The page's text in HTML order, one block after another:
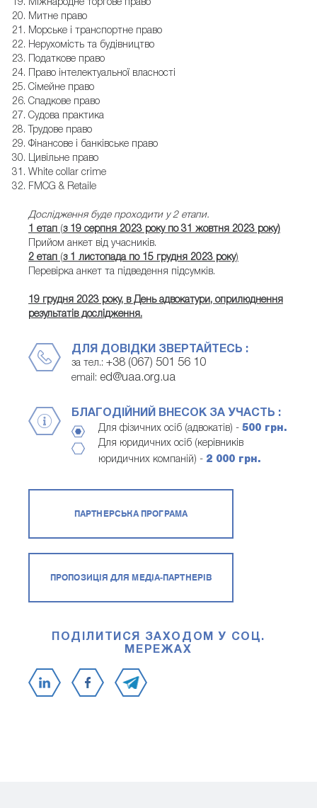
Міжнародне торгове право
Митне право
Морське і транспортне право
Нерухомість та будівництво
Податкове право
Право інтелектуальної власності
Сімейне право
Спадкове право
Судова практика
Трудове право
Фінансове і банківське право
Цивільне право
White collar crime
FMCG & Retaile
Дослідження буде проходити у 2 етапи.
1 етап (з 19 серпня 2023 року по 31 жовтня 2023 року)
Прийом анкет від учасників.
2 етап (з 1 листопада по 15 грудня 2023 року)
Перевірка анкет та підведення підсумків.
19 грудня 2023 року, в День адвокатури, оприлюднення
результатів дослідження.
ДЛЯ ДОВІДКИ ЗВЕРТАЙТЕСЬ :
за тел.: +38 (067) 501 56 10
email: ed@uaa.org.ua
БЛАГОДІЙНИЙ ВНЕСОК ЗА УЧАСТЬ :
Для фізичних осіб (адвокатів) - 500 грн.
Для юридичних осіб (керівників
юридичних компаній) - 2 000 грн.
ПАРТНЕРСЬКА ПРОГРАМА
ПРОПОЗИЦІЯ ДЛЯ МЕДІА-ПАРТНЕРІВ
ПОДІЛИТИСЯ ЗАХОДОМ У СОЦ.
МЕРЕЖАХ